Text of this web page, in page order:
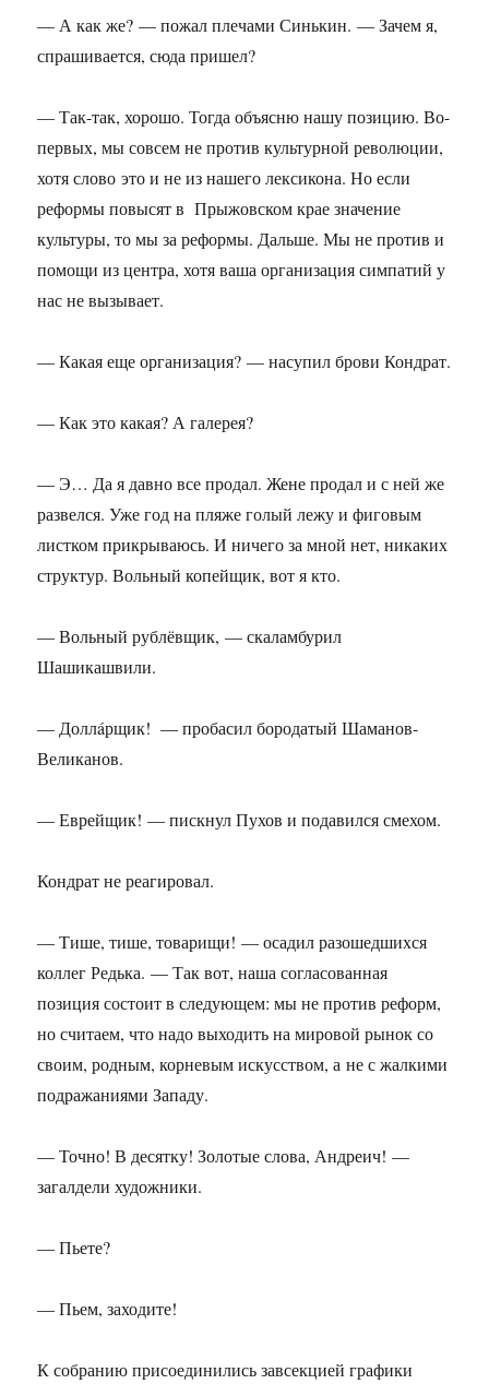
— А как же? — пожал плечами Синькин. — Зачем я,
спрашивается, сюда пришел?
— Так-так, хорошо. Тогда объясню нашу позицию. Во-
первых, мы совсем не против культурной революции,
хотя слово это и не из нашего лексикона. Но если
реформы повысят в Прыжовском крае значение
культуры, то мы за реформы. Дальше. Мы не против и
помощи из центра, хотя ваша организация симпатий у
нас не вызывает.
— Какая еще организация? — насупил брови Кондрат.
— Как это какая? А галерея?
— Э… Да я давно все продал. Жене продал и с ней же
развелся. Уже год на пляже голый лежу и фиговым
листком прикрываюсь. И ничего за мной нет, никаких
структур. Вольный копейщик, вот я кто.
— Вольный рублёвщик, — скаламбурил
Шашикашвили.
— Доллáрщик! — пробасил бородатый Шаманов-
Великанов.
— Еврейщик! — пискнул Пухов и подавился смехом.
Кондрат не реагировал.
— Тише, тише, товарищи! — осадил разошедшихся
коллег Редька. — Так вот, наша согласованная
позиция состоит в следующем: мы не против реформ,
но считаем, что надо выходить на мировой рынок со
своим, родным, корневым искусством, а не с жалкими
подражаниями Западу.
— Точно! В десятку! Золотые слова, Андреич! —
загалдели художники.
— Пьете?
— Пьем, заходите!
К собранию присоединились завсекцией графики